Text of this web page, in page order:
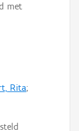
met
Rita;